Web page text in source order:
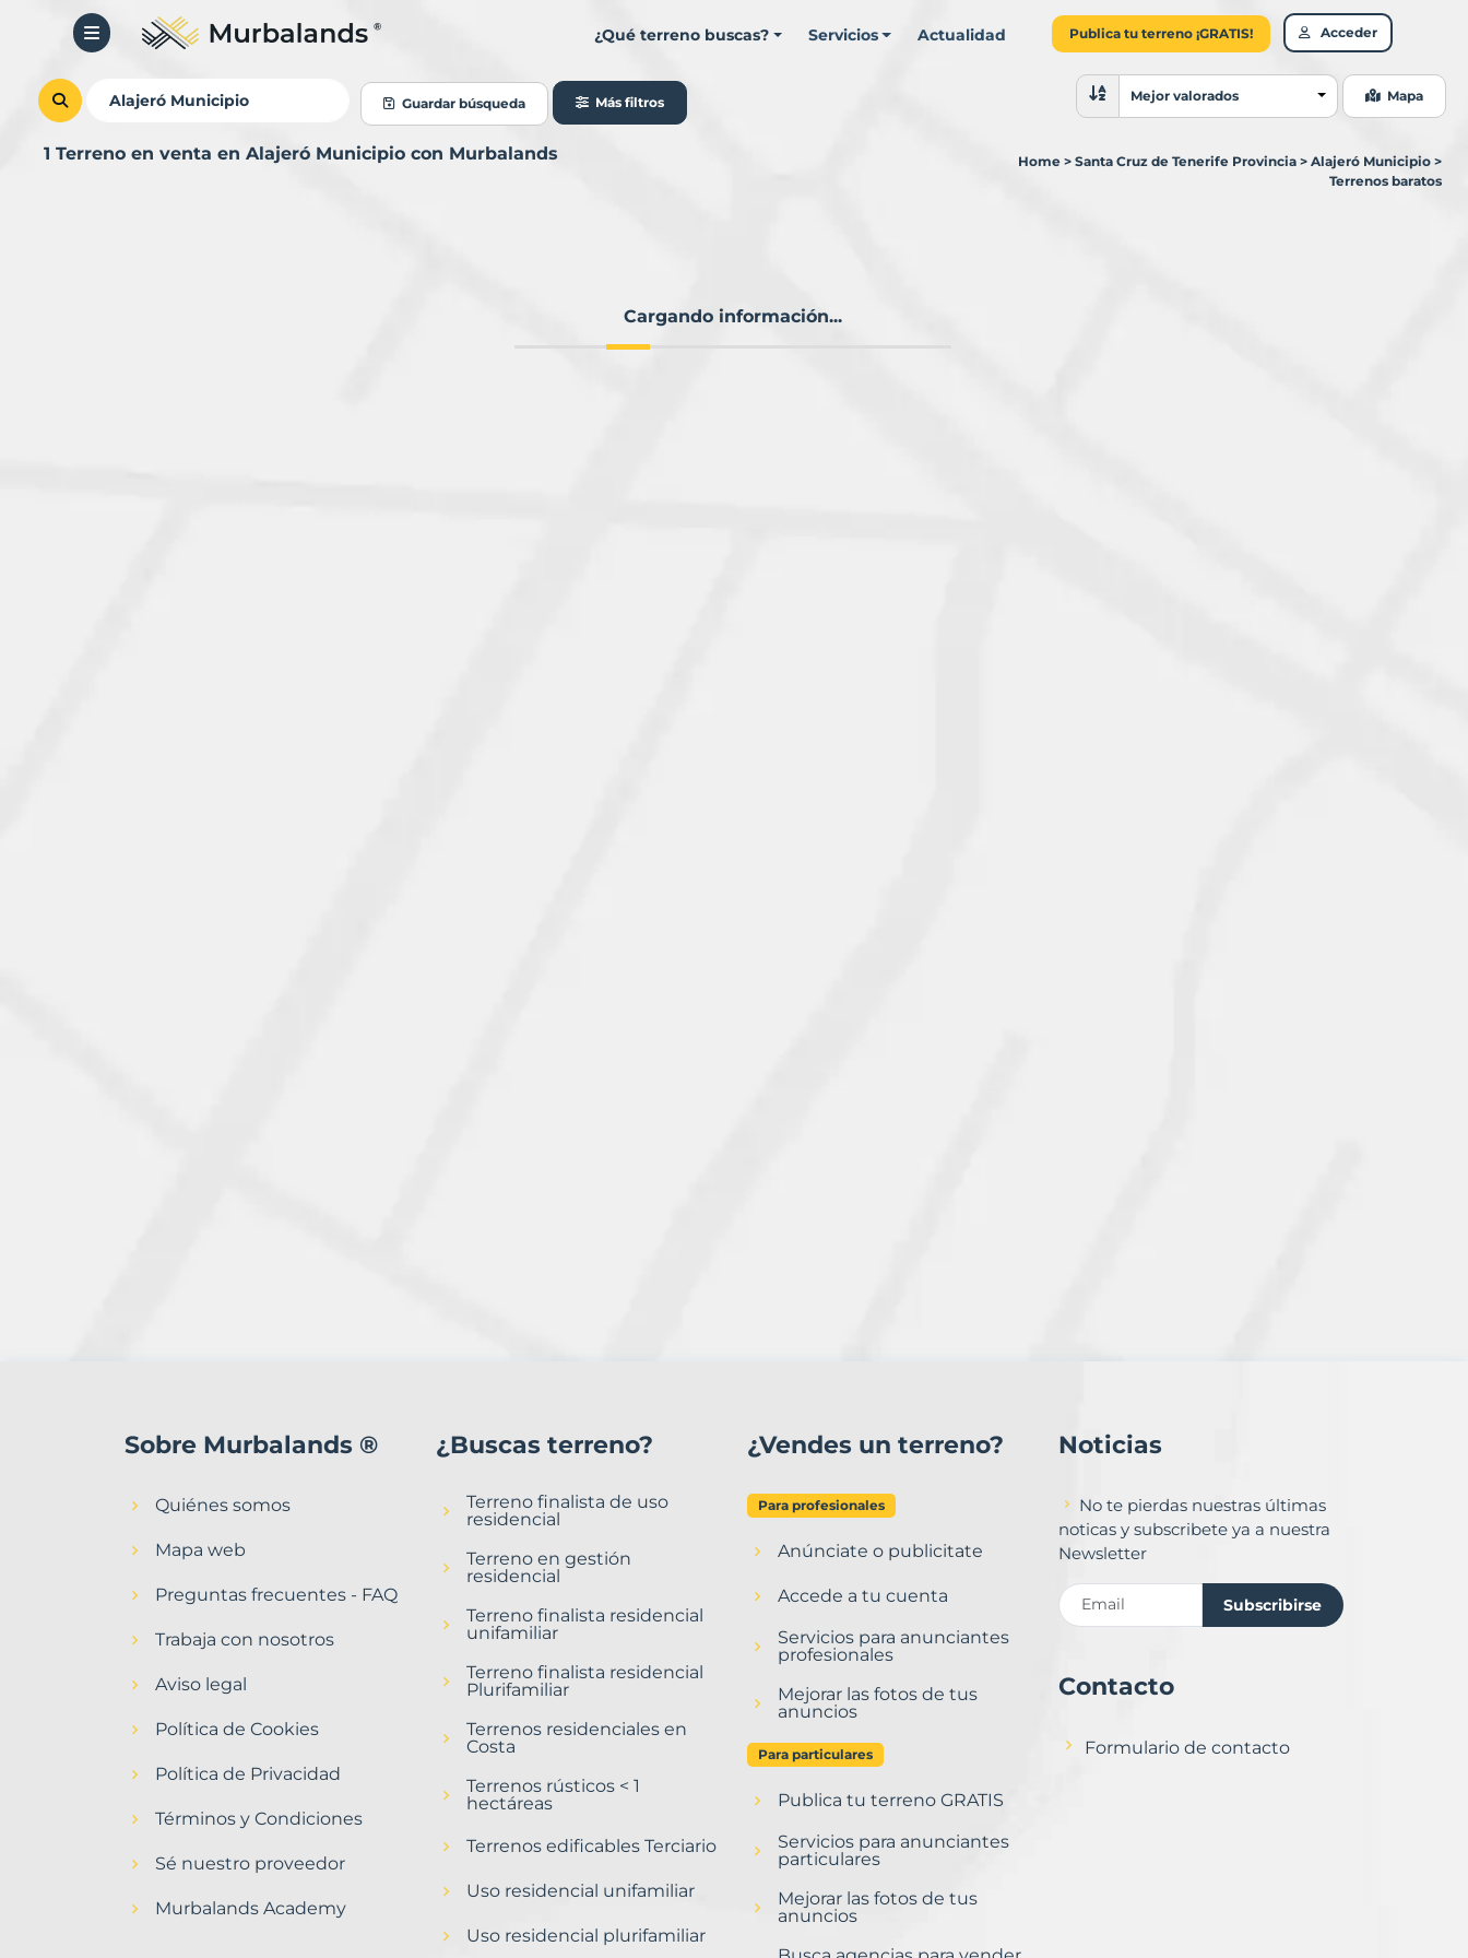
¿Qué terreno buscas? Servicios Actualidad Publica tu terreno ¡GRATIS! Acceder
Guardar búsqueda Más filtros
Ordenar resultados
Mejor valorados Mapa
1 Terreno en venta en Alajeró Municipio con Murbalands Home > Santa Cruz de Tenerife Provincia > Alajeró Municipio >
Terrenos baratos
Cargando información...
Sobre Murbalands ®
Quiénes somos
Mapa web
Preguntas frecuentes - FAQ
Trabaja con nosotros
Aviso legal
Política de Cookies
Política de Privacidad
Términos y Condiciones
Sé nuestro proveedor
Murbalands Academy
¿Buscas terreno?
Terreno finalista de uso
residencial
Terreno en gestión
residencial
Terreno finalista residencial
unifamiliar
Terreno finalista residencial
Plurifamiliar
Terrenos residenciales en
Costa
Terrenos rústicos < 1
hectáreas
Terrenos edificables Terciario
Uso residencial unifamiliar
Uso residencial plurifamiliar
¿Vendes un terreno?
Para profesionales
Anúnciate o publicitate
Accede a tu cuenta
Servicios para anunciantes
profesionales
Mejorar las fotos de tus
anuncios
Para particulares
Publica tu terreno GRATIS
Servicios para anunciantes
particulares
Mejorar las fotos de tus
anuncios
Noticias
No te pierdas nuestras últimas
noticas y subscribete ya a nuestra
Newsletter
Subscribirse
Contacto
Formulario de contacto